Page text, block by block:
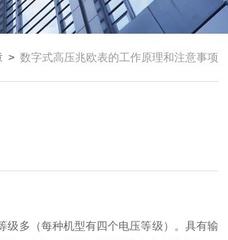
> 数字式高压兆欧表的工作原理和注意事项
级多（每种机型有四个电压等级）。具有输